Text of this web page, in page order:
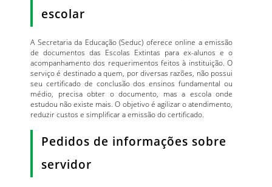
escolar
A Secretaria da Educação (Seduc) oferece online a emissão
de documentos das Escolas Extintas para ex-alunos e o
acompanhamento dos requerimentos feitos à instituição. O
serviço é destinado a quem, por diversas razões, não possui
seu certificado de conclusão dos ensinos fundamental ou
médio, precisa obter o documento, mas a escola onde
estudou não existe mais. O objetivo é agilizar o atendimento,
reduzir custos e simplificar a emissão do certificado.
Pedidos de informações sobre
servidor